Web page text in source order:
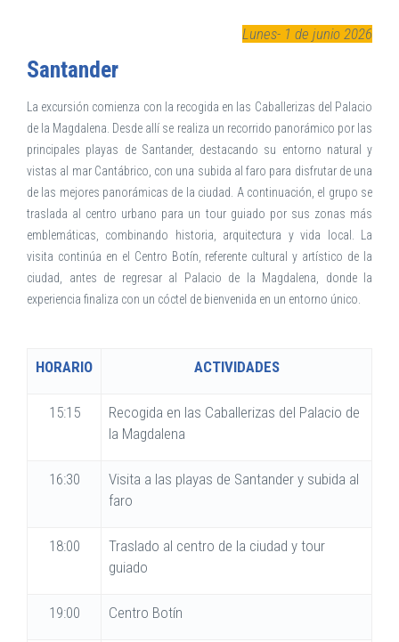
Lunes- 1 de junio 2026
Santander
La excursión comienza con la recogida en las Caballerizas del Palacio
de la Magdalena. Desde allí se realiza un recorrido panorámico por las
principales playas de Santander, destacando su entorno natural y
vistas al mar Cantábrico, con una subida al faro para disfrutar de una
de las mejores panorámicas de la ciudad. A continuación, el grupo se
traslada al centro urbano para un tour guiado por sus zonas más
emblemáticas, combinando historia, arquitectura y vida local. La
visita continúa en el Centro Botín, referente cultural y artístico de la
ciudad, antes de regresar al Palacio de la Magdalena, donde la
experiencia finaliza con un cóctel de bienvenida en un entorno único.
HORARIO ACTIVIDADES
15:15
Recogida en las Caballerizas del Palacio de
la Magdalena
16:30
Visita a las playas de Santander y subida al
faro
18:00
Traslado al centro de la ciudad y tour
guiado
19:00 Centro Botín